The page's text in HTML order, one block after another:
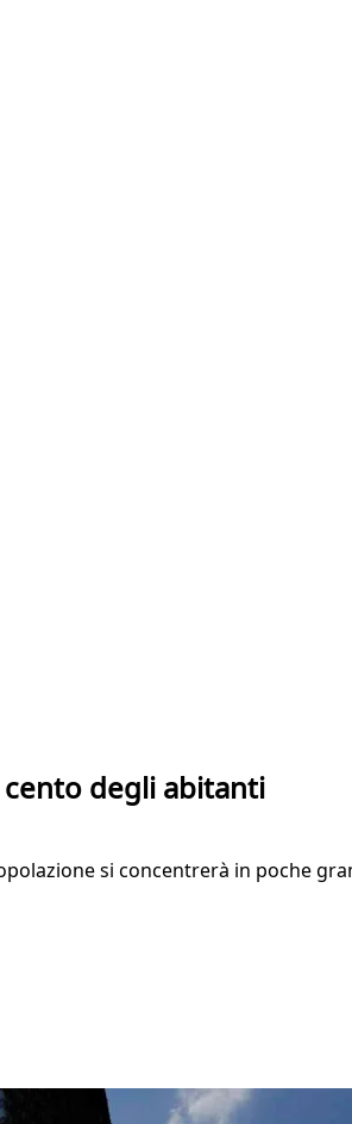
degli abitanti
si concentrerà in poche